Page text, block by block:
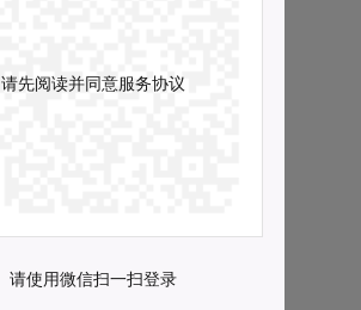
请先阅读并同意服务协议
请使用微信扫一扫登录